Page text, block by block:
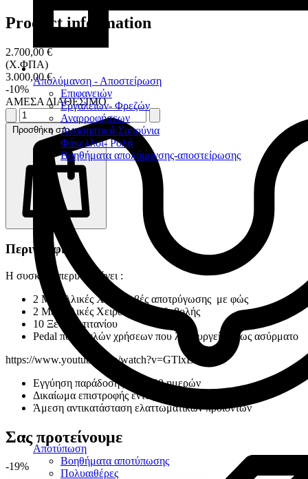
Απολύμανση - Αποστείρωση
Επιφανειών
Εργαλείων- Φρεζών
Αναρροφήσεων
Αντισηπτικά-Σαπούνια
Φάκελλοι- Ρολά
Βοηθήματα απολύμανσης-αποστείρωσης
Αποτύπωση
Βοηθήματα αποτύπωσης
Πολυαιθέρες
Product information
2.700,00 €
(Χ.ΦΠΑ)
3.000,00 €
-10%
ΑΜΕΣΑ ΔΙΑΘΕΣΙΜΟ
Προσθήκη στο καλάθι
Περιγραφή
Η συσκευή περιλαμβάνει :
2 Μεταλλικές Χειρολαβές αποτρύγωσης με φώς
2 Μεταλλικές Χειρολαβές σοδοβολής
10 Ξέστρα τιτανίου
Pedal πολλαπλών χρήσεων που λειτουργεί και ως ασύρματο
https://www.youtube.com/watch?v=GTlxE04f1xk
Εγγύηση παράδοσης εντός 30 ημερών
Δικαίωμα επιστροφής εντός 14 ημερών
Άμεση αντικατάσταση ελαττωματικών προϊόντων
Σας προτείνουμε
-19%